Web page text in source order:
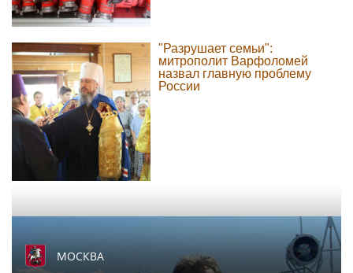
"Разрушает семьи":
митрополит Варфоломей
назвал главную проблему
России
МОСКВА